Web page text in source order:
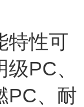
特性可
PC、
PC、耐